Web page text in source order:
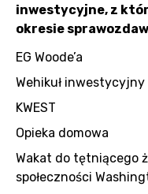
inwestycyjne, z
okresie
EG Woode’a
Wehikuł
KWEST
Opieka domowa
Wakat do tętniącego
społeczności